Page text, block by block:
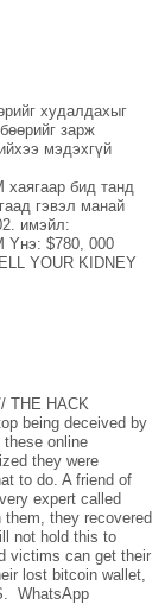
худалдахыг
зарж
мэдэхгүй
хаягаар бид танд
гэвэл манай
имэйл:
Yнэ: $780, 000
YOUR KIDNEY
THE HACK
being deceived by
online
they were
to do. A friend of
expert called
they recovered
not hold this to
victims can get their
lost bitcoin wallet,
WhatsApp